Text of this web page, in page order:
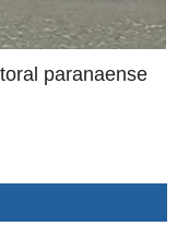
paranaense